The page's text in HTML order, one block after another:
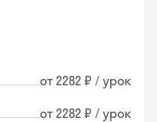
от 2282 ₽ / урок
от 2282 ₽ / урок